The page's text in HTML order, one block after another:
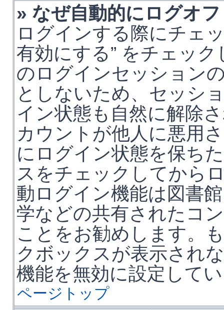
» なぜ自動的にログオ
ログインする際にチェ
有効にする” をチェッ
のログインセッション
としないため、セッシ
イン状態も自然に解除
カウントが他人に悪用
にログイン状態を保ち
スをチェックしてから
動ログイン機能は図書
学などの共有されたコ
ことをお勧めします。
クボックスが表示され
機能を無効に設定して
ページトップ